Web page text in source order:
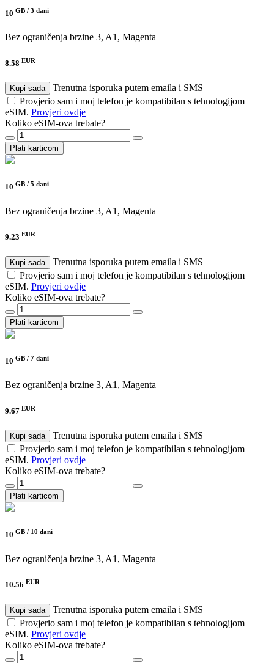
10 GB / 3 dani
Bez ograničenja brzine 3, A1, Magenta
8.58 EUR
Kupi sada
Trenutna isporuka putem emaila i SMS
Provjerio sam i moj telefon je kompatibilan s tehnologijom
eSIM. Provjeri ovdje
Koliko eSIM-ova trebate?
Plati karticom
10 GB / 5 dani
Bez ograničenja brzine 3, A1, Magenta
9.23 EUR
Kupi sada
Trenutna isporuka putem emaila i SMS
Provjerio sam i moj telefon je kompatibilan s tehnologijom
eSIM. Provjeri ovdje
Koliko eSIM-ova trebate?
Plati karticom
10 GB / 7 dani
Bez ograničenja brzine 3, A1, Magenta
9.67 EUR
Kupi sada
Trenutna isporuka putem emaila i SMS
Provjerio sam i moj telefon je kompatibilan s tehnologijom
eSIM. Provjeri ovdje
Koliko eSIM-ova trebate?
Plati karticom
10 GB / 10 dani
Bez ograničenja brzine 3, A1, Magenta
10.56 EUR
Kupi sada
Trenutna isporuka putem emaila i SMS
Provjerio sam i moj telefon je kompatibilan s tehnologijom
eSIM. Provjeri ovdje
Koliko eSIM-ova trebate?